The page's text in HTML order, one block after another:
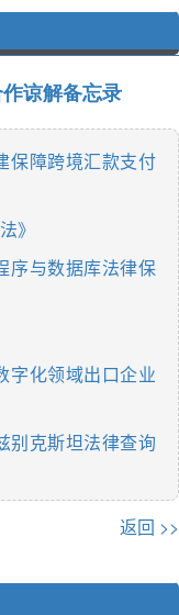
谅解备忘录
保障跨境汇款支付
》
序与数据库法律保
字化领域出口企业
别克斯坦法律查询
返回 >>